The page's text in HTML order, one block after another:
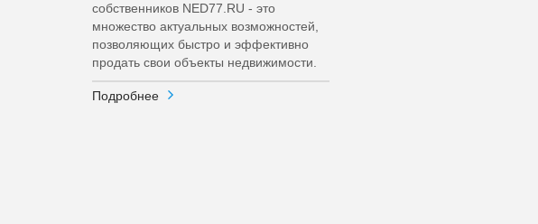
собственников NED77.RU - это
множество актуальных возможностей,
позволяющих быстро и эффективно
продать свои объекты недвижимости.
Подробнее